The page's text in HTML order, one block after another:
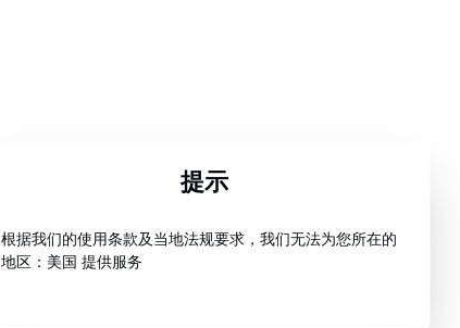
提示
根据我们的使用条款及当地法规要求，我们无法为您所在的
地区：美国 提供服务